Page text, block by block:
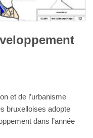
et de l’urbanisme
bruxelloises adopte
dans l’année